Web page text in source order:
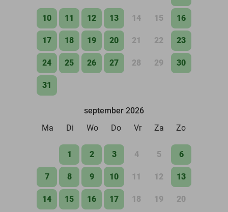
10 11 12 13 14 15 16
17 18 19 20 21 22 23
24 25 26 27 28 29 30
31
september 2026
Ma
Di Wo Do Vr Za Zo
1 2 3 4 5 6
7 8 9 10 11 12 13
14 15 16 17 18 19 20